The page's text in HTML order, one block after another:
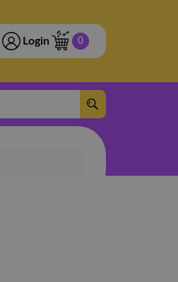
Login 0